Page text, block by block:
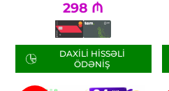
298 ₼
DAXILI HISSƏLI
ÖDƏNIŞ